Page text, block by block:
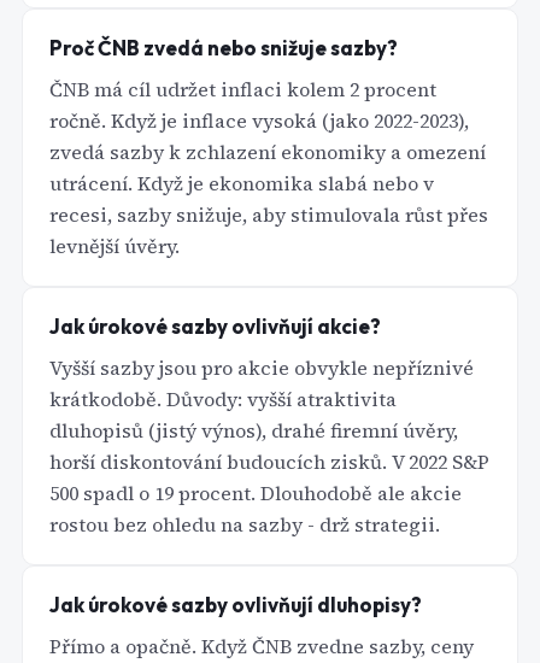
Proč ČNB zvedá nebo snižuje sazby?
ČNB má cíl udržet inflaci kolem 2 procent
ročně. Když je inflace vysoká (jako 2022-2023),
zvedá sazby k zchlazení ekonomiky a omezení
utrácení. Když je ekonomika slabá nebo v
recesi, sazby snižuje, aby stimulovala růst přes
levnější úvěry.
Jak úrokové sazby ovlivňují akcie?
Vyšší sazby jsou pro akcie obvykle nepříznivé
krátkodobě. Důvody: vyšší atraktivita
dluhopisů (jistý výnos), drahé firemní úvěry,
horší diskontování budoucích zisků. V 2022 S&P
500 spadl o 19 procent. Dlouhodobě ale akcie
rostou bez ohledu na sazby - drž strategii.
Jak úrokové sazby ovlivňují dluhopisy?
Přímo a opačně. Když ČNB zvedne sazby, ceny